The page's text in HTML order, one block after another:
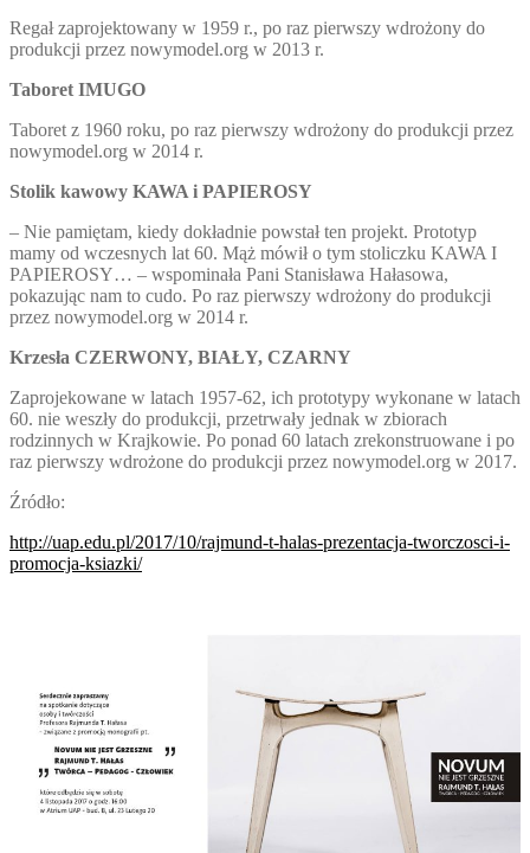
Regał zaprojektowany w 1959 r., po raz pierwszy wdrożony do
produkcji przez nowymodel.org w 2013 r.
Taboret IMUGO
Taboret z 1960 roku, po raz pierwszy wdrożony do produkcji przez
nowymodel.org w 2014 r.
Stolik kawowy KAWA i PAPIEROSY
– Nie pamiętam, kiedy dokładnie powstał ten projekt. Prototyp
mamy od wczesnych lat 60. Mąż mówił o tym stoliczku KAWA I
PAPIEROSY… – wspominała Pani Stanisława Hałasowa,
pokazując nam to cudo. Po raz pierwszy wdrożony do produkcji
przez nowymodel.org w 2014 r.
Krzesła CZERWONY, BIAŁY, CZARNY
Zaprojekowane w latach 1957-62, ich prototypy wykonane w latach
60. nie weszły do produkcji, przetrwały jednak w zbiorach
rodzinnych w Krajkowie. Po ponad 60 latach zrekonstruowane i po
raz pierwszy wdrożone do produkcji przez nowymodel.org w 2017.
Źródło:
http://uap.edu.pl/2017/10/rajmund-t-halas-prezentacja-tworczosci-i-
promocja-ksiazki/